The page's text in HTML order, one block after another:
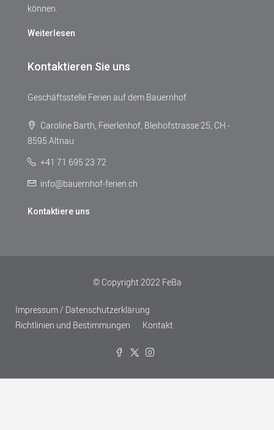
können.
Weiterlesen
Kontaktieren Sie uns
Geschäftsstelle Ferien auf dem Bauernhof
Caroline Barth, Feierlenhof, Bleihofstrasse 25, CH -
8595 Altnau
+41 71 695 23 72
info@bauernhof-ferien.ch
Kontaktiere uns
© Copyright 2022 FeBa
Impressum / Datenschutzerklärung
Richtlinien und Bestimmungen
Kontakt